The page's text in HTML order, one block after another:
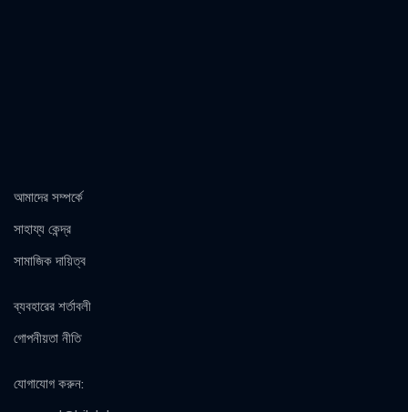
আমাদের সম্পর্কে
সাহায্য কেন্দ্র
সামাজিক দায়িত্ব
ব্যবহারের শর্তাবলী
গোপনীয়তা নীতি
যোগাযোগ করুন: